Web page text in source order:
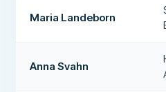
Maria Landeborn
Anna Svahn